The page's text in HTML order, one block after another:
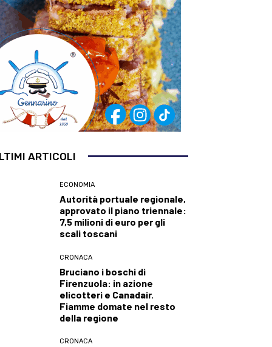
ARTICOLI
ECONOMIA
Autorità portuale regionale,
approvato il piano triennale:
7,5 milioni di euro per gli
scali toscani
CRONACA
Bruciano i boschi di
Firenzuola: in azione
elicotteri e Canadair.
Fiamme domate nel resto
della regione
CRONACA